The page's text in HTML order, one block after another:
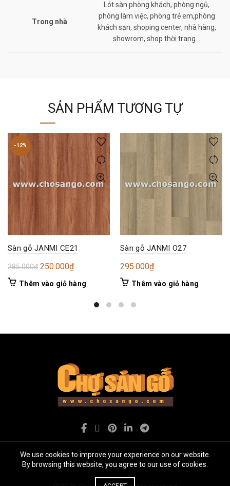
Trong nhà
Lót sàn phòng khách, phòng ngủ,
phòng làm việc, phòng trẻ em,phòng
khách sạn, shoping center, nhà hàng,
showrom, shop thời trang…
SẢN PHẨM TƯƠNG TỰ
-12%
Sàn gỗ JANMI CE21
285.000₫ Giá
gốc
250.000₫Giá
hiện
Thêm vào giỏ hàng
Sàn gỗ JANMI O27
295.000₫
Thêm vào giỏ hàng
We use cookies to improve your experience on our website.
By browsing this website, you agree to our use of cookies.